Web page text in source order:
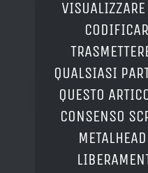
QUALSIASI
QUESTO
CONSENSO